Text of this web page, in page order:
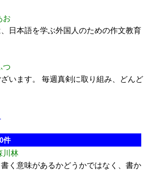
お
日本語を学ぶ外国人のための作文教育
つ
います。 毎週真剣に取り組み、どんど
件
川林
く意味があるかどうかではなく、書か